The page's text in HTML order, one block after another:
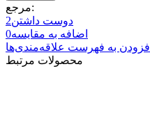
مرجع:
دوست داشتن2
اضافه به مقایسه0
افزودن به فهرست علاقه‌مندی‌ها
محصولات مرتبط